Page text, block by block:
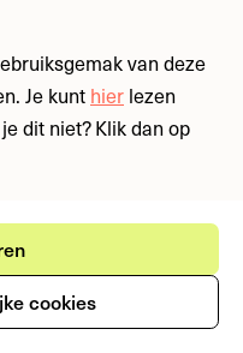
van deze
Je kunt hier lezen
dit niet? Klik dan op
cookies